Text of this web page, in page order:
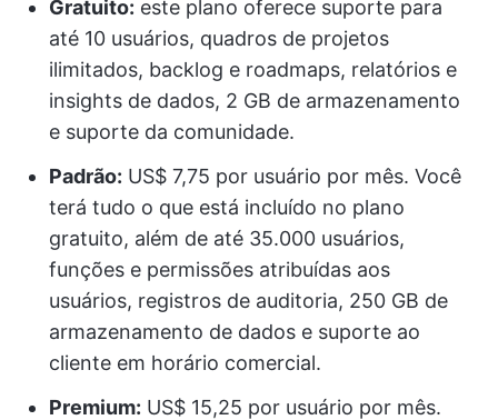
Gratuito: este plano oferece suporte para
até 10 usuários, quadros de projetos
ilimitados, backlog e roadmaps, relatórios e
insights de dados, 2 GB de armazenamento
e suporte da comunidade.
Padrão: US$ 7,75 por usuário por mês. Você
terá tudo o que está incluído no plano
gratuito, além de até 35.000 usuários,
funções e permissões atribuídas aos
usuários, registros de auditoria, 250 GB de
armazenamento de dados e suporte ao
cliente em horário comercial.
Premium: US$ 15,25 por usuário por mês.